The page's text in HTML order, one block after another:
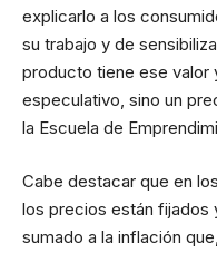
explicarlo a los
su trabajo y de
producto tiene ese valor
especulativo, sino un
la Escuela de
Cabe destacar que en
los precios están fijados
sumado a la inflación